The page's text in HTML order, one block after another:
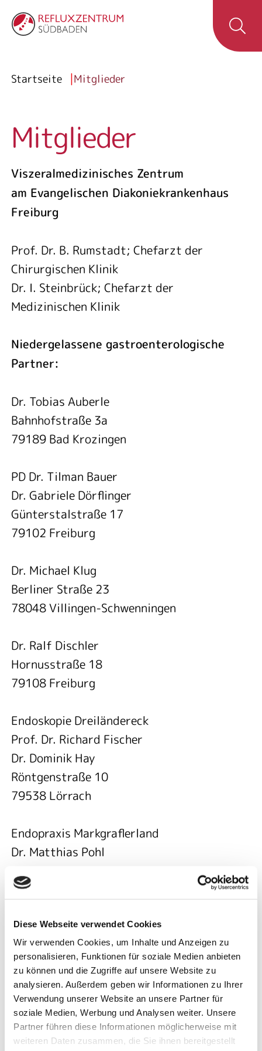
Diese Webseite verwendet Cookies
Wir verwenden Cookies, um Inhalte und Anzeigen zu
personalisieren, Funktionen für soziale Medien anbieten
zu können und die Zugriffe auf unsere Website zu
analysieren. Außerdem geben wir Informationen zu Ihrer
Verwendung unserer Website an unsere Partner für
soziale Medien, Werbung und Analysen weiter. Unsere
Partner führen diese Informationen möglicherweise mit
weiteren Daten zusammen, die Sie ihnen bereitgestellt
Zum Inhalt springen
Hauptnavigation
Menü
Breadcrumb
Startseite Mitglieder
Mitglieder
Viszeralmedizinisches Zentrum
am Evangelischen Diakoniekrankenhaus
Freiburg
Prof. Dr. B. Rumstadt; Chefarzt der
Chirurgischen Klinik
Dr. I. Steinbrück; Chefarzt der
Medizinischen Klinik
Niedergelassene gastroenterologische
Partner:
Dr. Tobias Auberle
Bahnhofstraße 3a
79189 Bad Krozingen
PD Dr. Tilman Bauer
Dr. Gabriele Dörflinger
Günterstalstraße 17
79102 Freiburg
Dr. Michael Klug
Berliner Straße 23
78048 Villingen-Schwenningen
Dr. Ralf Dischler
Hornusstraße 18
79108 Freiburg
Endoskopie Dreiländereck
Prof. Dr. Richard Fischer
Dr. Dominik Hay
Röntgenstraße 10
79538 Lörrach
Endopraxis Markgraflerland
Dr. Matthias Pohl
Werderstraße 23
Gemeinschaftspraxis
Dr. Christian Klima
Dr. Christoph Schweikert
Offenburger Straße 19
79341 Kenzingen